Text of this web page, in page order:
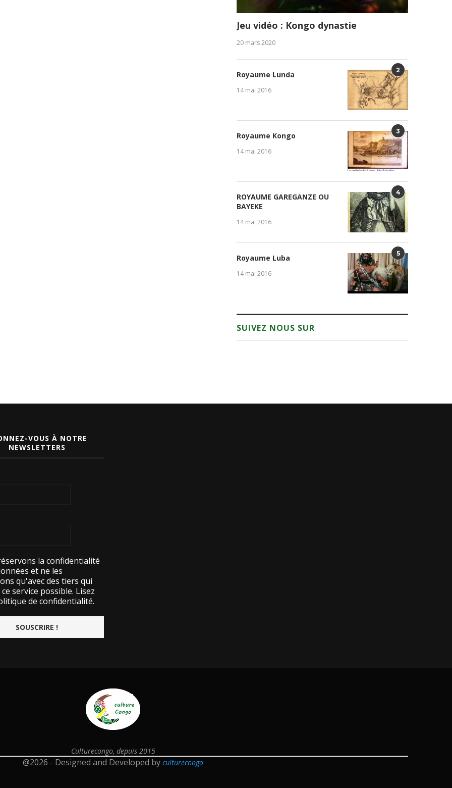
Jeu vidéo : Kongo dynastie
20 mars 2020
2
Royaume Lunda
14 mai 2016
3
Royaume Kongo
14 mai 2016
4
ROYAUME GAREGANZE OU
BAYEKE
14 mai 2016
5
Royaume Luba
14 mai 2016
SUIVEZ NOUS SUR
VOUS À NOTRE
NEWSLETTERS
la confidentialité
et ne les
qu'avec des tiers qui
service possible. Lisez
de confidentialité.
Culturecongo, depuis 2015
@2026 - Designed and Developed by culturecongo